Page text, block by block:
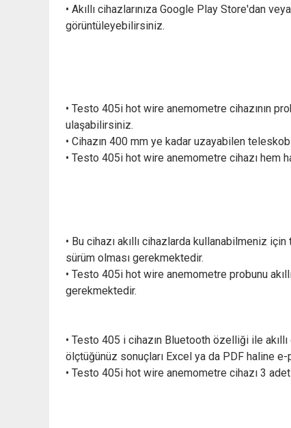
• Akıllı cihazlarınıza Google Play Store'dan
görüntüleyebilirsiniz.
• Testo 405i hot wire anemometre cihazının
ulaşabilirsiniz.
• Cihazın 400 mm ye kadar uzayabilen
• Testo 405i hot wire anemometre cihazı hem
• Bu cihazı akıllı cihazlarda kullanabilmeniz
sürüm olması gerekmektedir.
• Testo 405i hot wire anemometre probunu
gerekmektedir.
• Testo 405 i cihazın Bluetooth özelliği ile
ölçtüğünüz sonuçları Excel ya da PDF haline
• Testo 405i hot wire anemometre cihazı 3